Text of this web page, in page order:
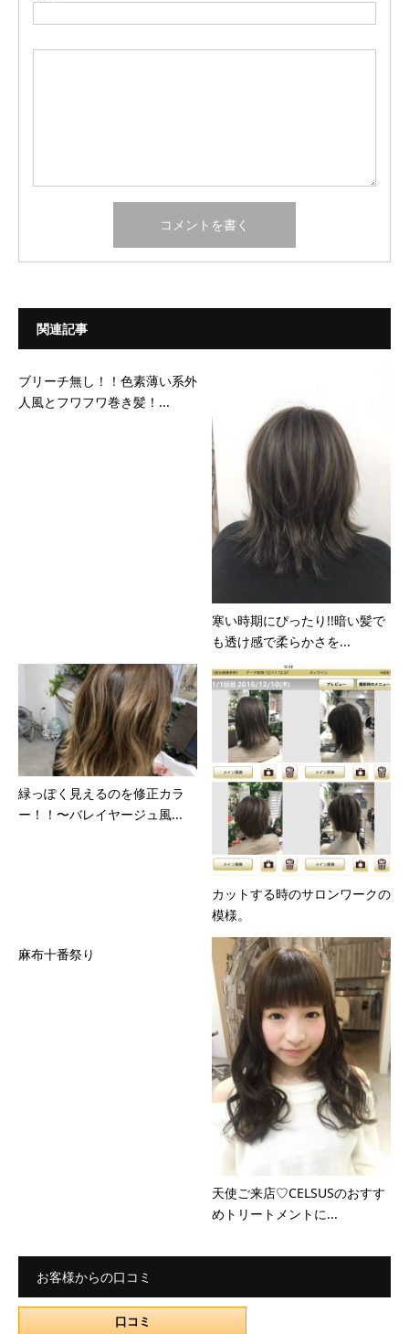
関連記事
ブリーチ無し！！色素薄い系外
人風とフワフワ巻き髪！...
寒い時期にぴったり!!暗い髪で
も透け感で柔らかさを...
緑っぽく見えるのを修正カラ
ー！！〜バレイヤージュ風...
カットする時のサロンワークの
模様。
麻布十番祭り
天使ご来店♡CELSUSのおすす
めトリートメントに...
お客様からの口コミ